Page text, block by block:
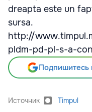
dreapta este un
sursa.
http://
pldm-pd-pl-s-a-
Подпишитесь
Источник Timpul